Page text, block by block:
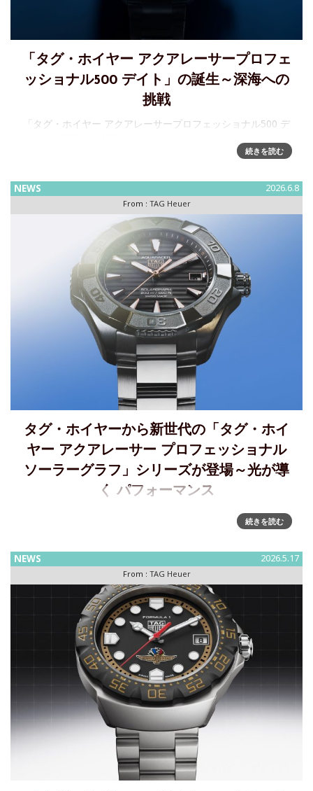
「タグ・ホイヤー アクアレーサープロフェ
ッショナル500 デイト」の誕生～深海への
挑戦
「タグ・ホイヤー アクアレーサープロフェッショナル500 デ
クアレーサープロフェッショナル500 デイト」を発表し、水
続きを読む
NEWS 2026.6.8
From : TAG Heuer
タグ・ホイヤーから新世代の「タグ・ホイ
ヤー アクアレーサー プロフェッショナル
ソーラーグラフ」シリーズが登場～光が導
く パフォーマンス
光が導くパフォーマンス、タグ・ホイヤーより新世代の「タ
グ・ホイヤー アクアレーサー プロフェッショナル ソーラー
へ探求心と卓越したパフォーマンスのレガシーを受け継ぐタ
グ・ホイヤーか
続きを読む
NEWS 2026.5.17
From : TAG Heuer